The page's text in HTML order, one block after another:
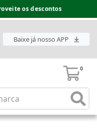
os descontos
Baixe já nosso APP
0